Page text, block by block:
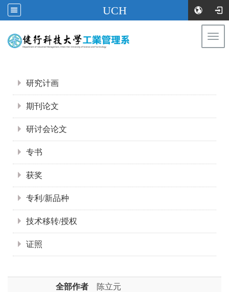
UCH
研究计画
期刊论文
研讨会论文
专书
获奖
专利/新品种
技术移转/授权
证照
全部作者 陈立元